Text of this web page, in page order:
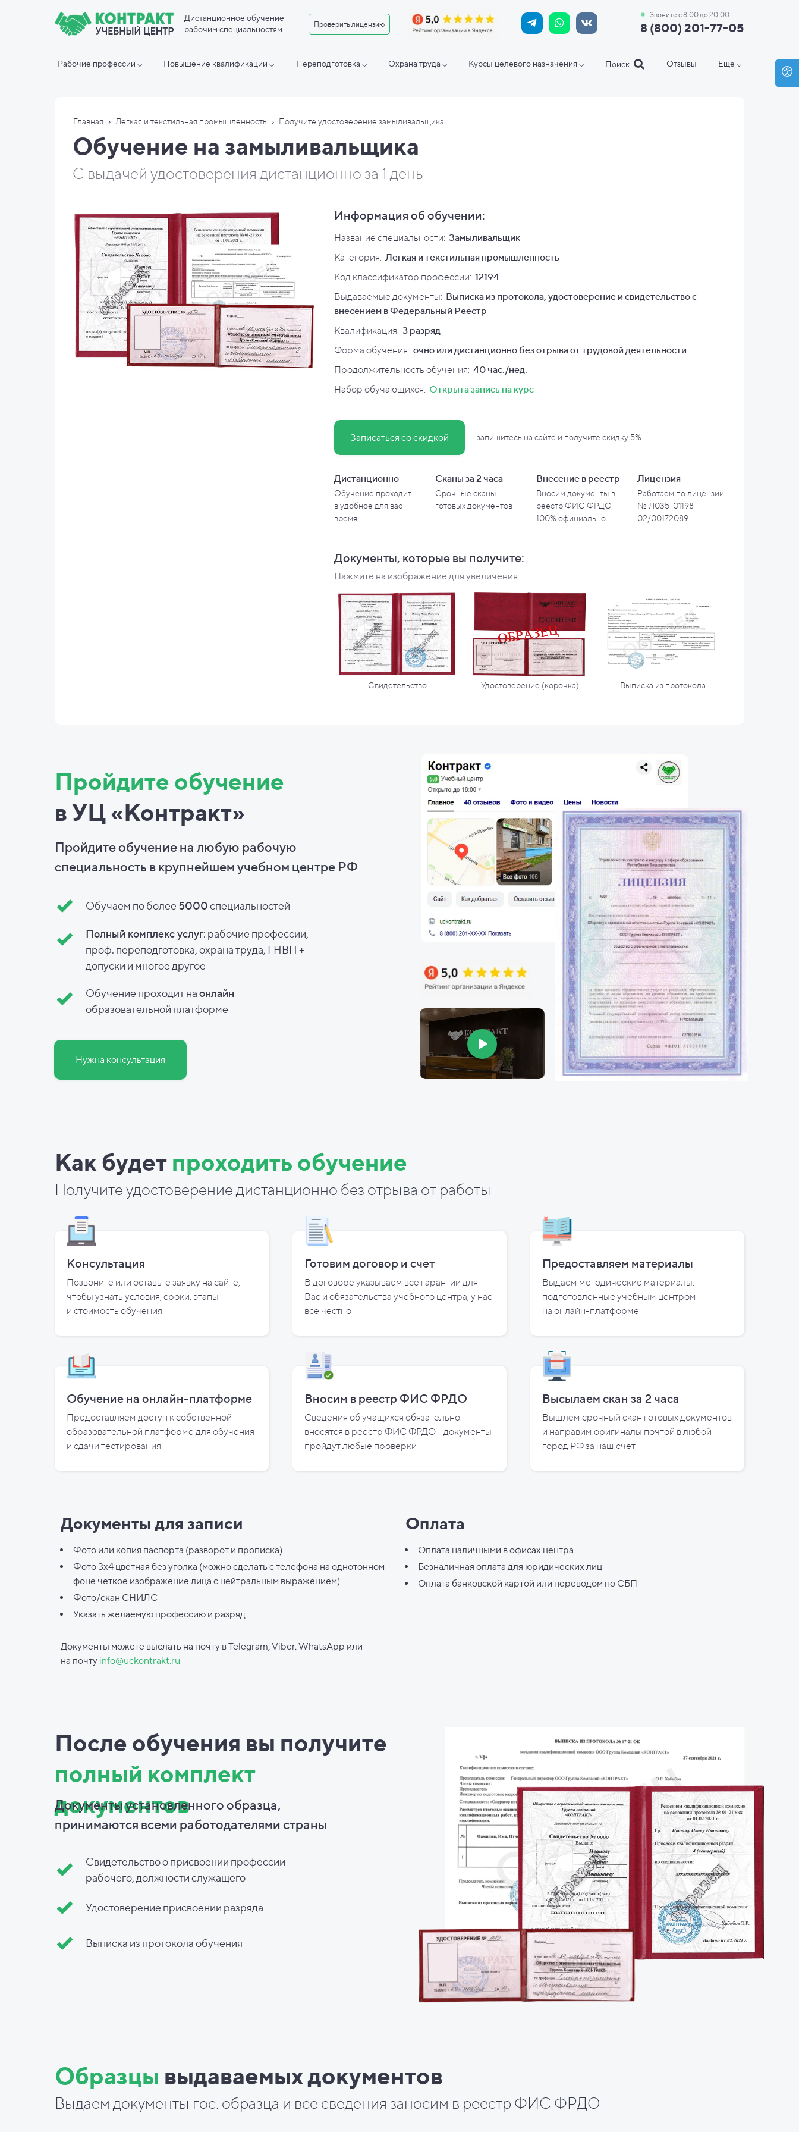
8 (800) 201-77-05
Проверить лицензию
Звоните с 8:00 до 20:00
Дистанционное обучение
рабочим специальностям
Рабочие профессии ⌵ Повышение квалификации ⌵ Переподготовка ⌵ Охрана труда ⌵ Курсы целевого назначения ⌵ Поиск Отзывы Еще ⌵
Главная › Легкая и текстильная промышленность › Получите удостоверение замыливальщика
Обучение на замыливальщика
С выдачей удостоверения дистанционно за 1 день
Информация об обучении:
Название специальности: Замыливальщик
Категория: Легкая и текстильная промышленность
Код классификатор профессии: 12194
Выдаваемые документы: Выписка из протокола, удостоверение и свидетельство с
внесением в Федеральный Реестр
Квалификация: 3 разряд
Форма обучения: очно или дистанционно без отрыва от трудовой деятельности
Продолжительность обучения: 40 час./нед.
Набор обучающихся: Открыта запись на курс
Записаться со скидкой запишитесь на сайте и получите скидку 5%
Дистанционно
Обучение проходит
вудобное для вас
время
Сканы за 2 часа
Срочные сканы
готовых документов
Внесение в реестр
Вносим документы в
реестр ФИС ФРДО -
100% официально
Лицензия
Работаем по лицензии
№ Л035-01198-
02/00172089
Документы, которые вы получите:
Нажмите на изображение для увеличения
Свидетельство Удостоверение (корочка) Выписка из протокола
Пройдите обучение
в УЦ «Контракт»
Нужна консультация
Пройдите обучение на любую рабочую
специальность вкрупнейшем учебном центре РФ
Обучаем по более 5000специальностей
Обучение проходит наонлайн
образовательной платформе
Полный комплекс услуг: рабочие профессии,
проф. переподготовка, охрана труда, ГНВП +
допуски и многое другое
Как будет проходить обучение
Получите удостоверение дистанционно без отрыва от работы
Консультация
Позвоните или оставьте заявку на сайте,
чтобы узнать условия, сроки, этапы
и стоимость обучения
Готовим договор и счет
В договоре указываем все гарантии для
Вас и обязательства учебного центра, у нас
всё честно
Предоставляем материалы
Выдаем методические материалы,
подготовленные учебным центром
на онлайн-платформе
Обучение на онлайн-платформе
Предоставляем доступ к собственной
образовательной платформе для обучения
и сдачи тестирования
Вносим в реестр ФИС ФРДО
Сведения об учащихся обязательно
вносятся в реестр ФИС ФРДО - документы
пройдут любые проверки
Высылаем скан за 2 часа
Вышлем срочный скан готовых документов
и направим оригиналы почтой в любой
город РФ за наш счет
Документы для записи
Фото или копия паспорта (разворот и прописка)
Фото 3х4 цветная без уголка (можно сделать с телефона на однотонном
фоне чёткое изображение лица с нейтральным выражением)
Фото/скан СНИЛС
Указать желаемую профессию и разряд
Документы можете выслать на почту в Telegram, Viber, WhatsApp или
на почту info@uckontrakt.ru
Оплата
Оплата наличными в офисах центра
Безналичная оплата для юридических лиц
Оплата банковской картой или переводом по СБП
После обучения вы получите
полный комплект
документов
Документы установленного образца,
принимаются всеми работодателями страны
Свидетельство о присвоении профессии
рабочего, должности служащего
Удостоверение присвоении разряда
Выписка из протокола обучения
Образцы выдаваемых документов
Выдаем документы гос. образца и все сведения заносим в реестр ФИС ФРДО